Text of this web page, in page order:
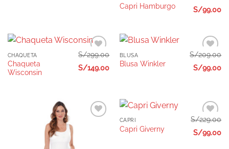
Capri Hamburgo
S/99.00
Añadir
a la
lista de
CHAQUETA
Chaqueta
Wisconsin
S/299.00
S/149.00
Añadir
a la
lista de
BLUSA
Blusa Winkler
S/209.00
S/99.00
Añadir
a la
lista de
CAPRI
Capri Giverny
S/229.00
S/99.00